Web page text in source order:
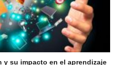
y su impacto en el aprendizaje